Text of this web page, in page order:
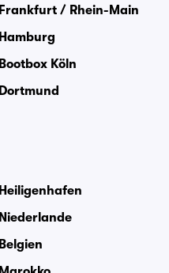
Frankfurt / Rhein-Main
Hamburg
Bootbox Köln
Dortmund
Heiligenhafen
Niederlande
Belgien